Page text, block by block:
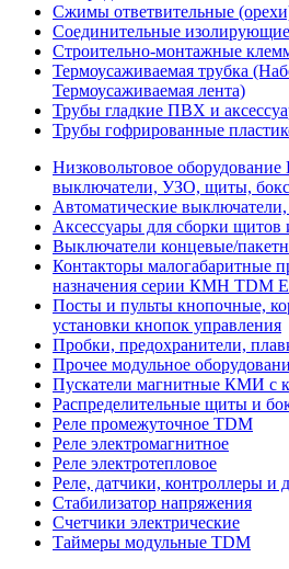
Сжимы ответвительные
Соединительные
Строительно-монтажные
Термоусаживаемая трубка
Термоусаживаемая лента)
Трубы гладкие ПВХ и
Трубы гофрированные
Низковольтовое
выключатели, УЗО, щиты,
Автоматические
Аксессуары для сборки щитов
Выключатели концевые/
Контакторы малогабаритные
назначения серии КМН TDM
Посты и пульты кнопочные,
установки кнопок управления
Пробки, предохранители,
Прочее модульное
Пускатели магнитные КМИ с
Распределительные щиты и
Реле промежуточное TDM
Реле электромагнитное
Реле электротепловое
Реле, датчики, контроллеры и
Стабилизатор напряжения
Счетчики электрические
Таймеры модульные TDM